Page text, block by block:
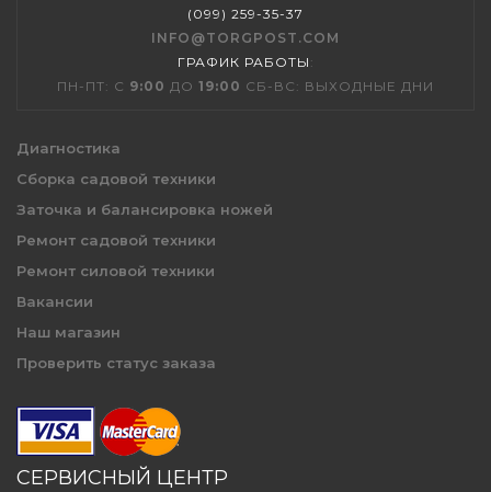
(099) 259-35-37
INFO@TORGPOST.COM
ГРАФИК РАБОТЫ :
ПН-ПТ: С 9:00 ДО 19:00 СБ-ВС: ВЫХОДНЫЕ ДНИ
Диагностика
Сборка садовой техники
Заточка и балансировка ножей
Ремонт садовой техники
Ремонт силовой техники
Вакансии
Наш магазин
Проверить статус заказа
СЕРВИСНЫЙ ЦЕНТР